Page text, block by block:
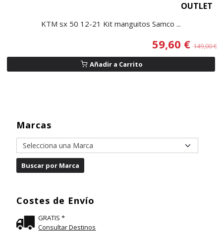
Marcas
Costes de Envío
GRATIS *
Consultar Destinos
OUTLET
KTM sx 50 12-21 Kit manguitos Samco ...
59,60 € 149,00 €
Añadir a Carrito